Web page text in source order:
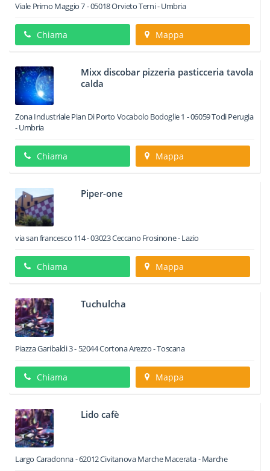
Viale Primo Maggio 7-05018OrvietoTerni -Umbria
Chiama Mappa
Mixx discobar pizzeria pasticceria tavola
calda
Zona Industriale Pian Di Porto Vocabolo Bodoglie 1 -06059TodiPerugia
-Umbria
Chiama Mappa
Piper-one
via san francesco 114-03023Ceccano Frosinone -Lazio
Chiama Mappa
Tuchulcha
Piazza Garibaldi 3- 52044CortonaArezzo -Toscana
Chiama Mappa
Lido cafè
Largo Caradonna-62012Civitanova MarcheMacerata -Marche